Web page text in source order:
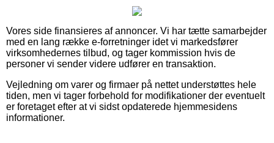
Vores side finansieres af annoncer. Vi har tætte samarbejder
med en lang række e-forretninger idet vi markedsfører
virksomhedernes tilbud, og tager kommission hvis de
personer vi sender videre udfører en transaktion.
Vejledning om varer og firmaer på nettet understøttes hele
tiden, men vi tager forbehold for modifikationer der eventuelt
er foretaget efter at vi sidst opdaterede hjemmesidens
informationer.